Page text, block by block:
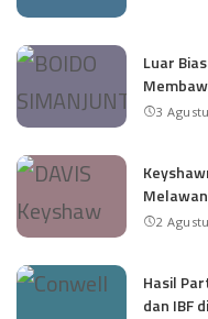
Luar
3
2
Hasil
dan IBF